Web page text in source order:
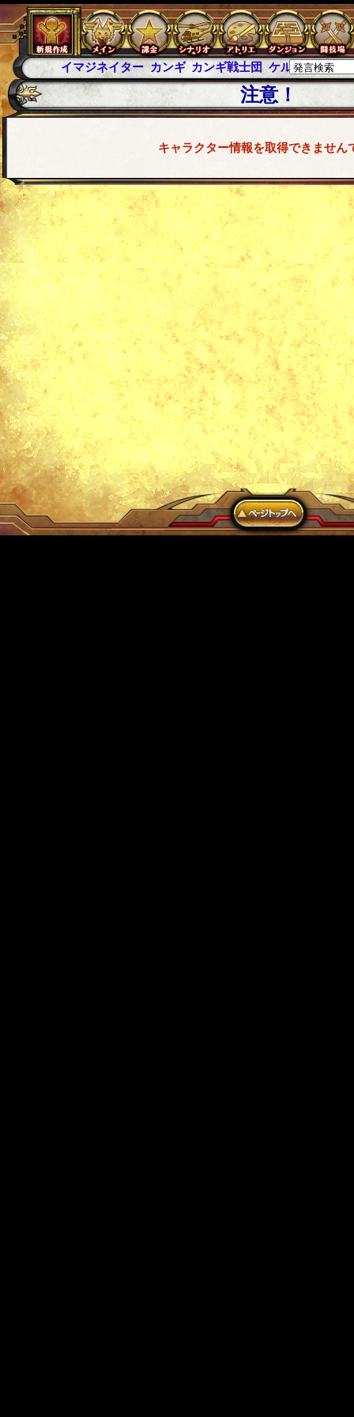
イマジネイター カンギ カンギ戦士団 ケルブレ ケルベロ
注意！
キャラクター情報を取得できません